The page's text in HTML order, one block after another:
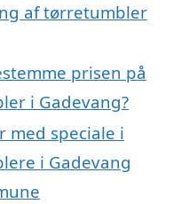
af tørretumbler
prisen på
i Gadevang?
med speciale i
i Gadevang